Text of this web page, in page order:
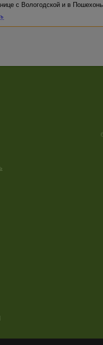
с Вологодской и в